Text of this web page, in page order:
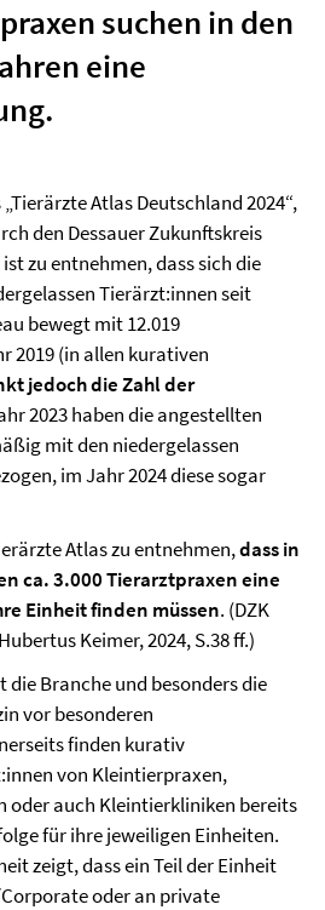
suchen in den
eine
Atlas Deutschland 2024“,
den Dessauer Zukunftskreis
zu entnehmen, dass sich die
Tierärzt:innen seit
bewegt mit 12.019
2019 (in allen kurativen
jedoch die Zahl der
2023 haben die angestellten
mit den niedergelassen
im Jahr 2024 diese sogar
Atlas zu entnehmen,dass in
ca. 3.000 Tierarztpraxen eine
Einheit finden müssen. (DZK
Keimer, 2024, S.38 ff.)
die Branche und besonders die
vor besonderen
finden kurativ
von Kleintierpraxen,
oder auch Kleintierkliniken bereits
für ihre jeweiligen Einheiten.
zeigt, dass ein Teil der Einheit
oder an private